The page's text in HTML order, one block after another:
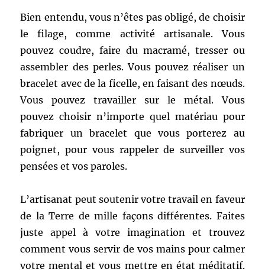
Bien entendu, vous n’êtes pas obligé, de choisir
le filage, comme activité artisanale. Vous
pouvez coudre, faire du macramé, tresser ou
assembler des perles. Vous pouvez réaliser un
bracelet avec de la ficelle, en faisant des nœuds.
Vous pouvez travailler sur le métal. Vous
pouvez choisir n’importe quel matériau pour
fabriquer un bracelet que vous porterez au
poignet, pour vous rappeler de surveiller vos
pensées et vos paroles.
L’artisanat peut soutenir votre travail en faveur
de la Terre de mille façons différentes. Faites
juste appel à votre imagination et trouvez
comment vous servir de vos mains pour calmer
votre mental et vous mettre en état méditatif.